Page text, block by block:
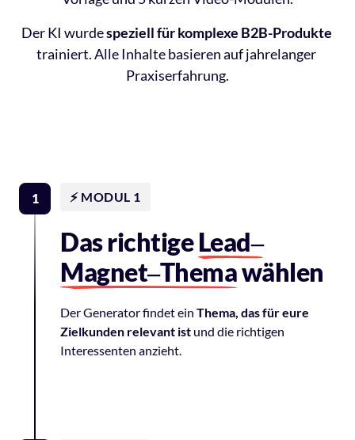
Der KI wurde speziell für komplexe B2B-Produkte
trainiert. Alle Inhalte basieren auf jahrelanger
Praxiserfahrung.
1 ⚡️ MODUL 1
Das richtige Lead‒
Magnet‒Thema wählen
Der Generator findet ein Thema, das für
Zielkunden relevant ist und die
Interessenten anzieht.